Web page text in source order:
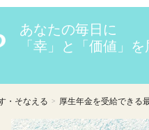
・そなえる > 厚生年金を受給できる